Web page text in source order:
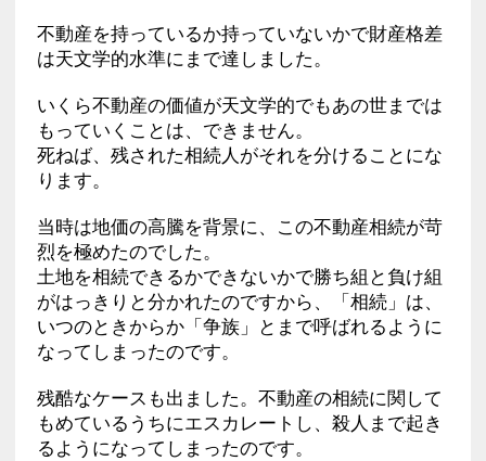
不動産を持っているか持っていないかで財産格差
は天文学的水準にまで達しました。
いくら不動産の価値が天文学的でもあの世までは
もっていくことは、できません。
死ねば、残された相続人がそれを分けることにな
ります。
当時は地価の高騰を背景に、この不動産相続が苛
烈を極めたのでした。
土地を相続できるかできないかで勝ち組と負け組
がはっきりと分かれたのですから、「相続」は、
いつのときからか「争族」とまで呼ばれるように
なってしまったのです。
残酷なケースも出ました。不動産の相続に関して
もめているうちにエスカレートし、殺人まで起き
るようになってしまったのです。